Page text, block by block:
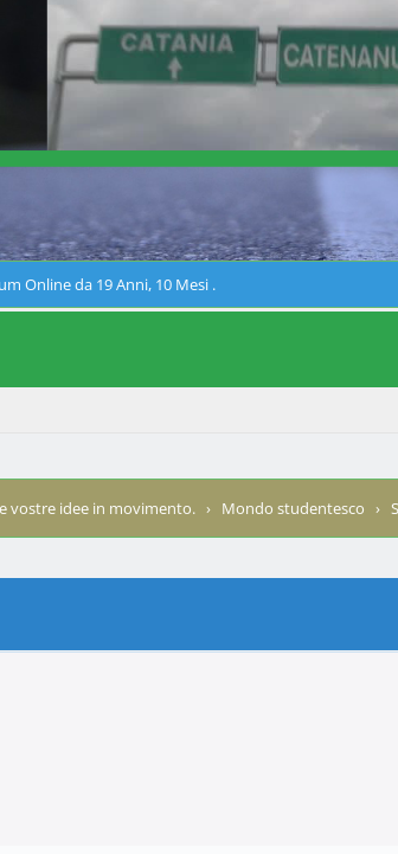
Online da 19 Anni, 10 Mesi .
vostre idee in movimento. › Mondo studentesco ›